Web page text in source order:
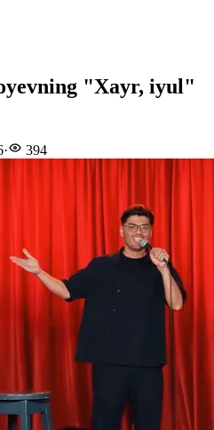
"Xayr, iyul"
· 394